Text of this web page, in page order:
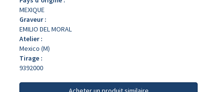
MEXIQUE
Graveur :
EMILIO DEL MORAL
Atelier :
Mexico (M)
Tirage :
9392000